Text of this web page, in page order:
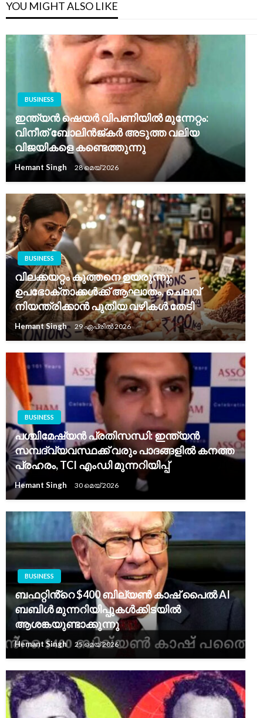
YOU MIGHT ALSO LIKE
BUSINESS
ഇന്ത്യൻ ഷെയർ വിപണിയിൽ മുന്നേറ്റം:
വിനീത് ബോലിൻജ്കർ അടുത്ത വലിയ
വിജയികളെ കണ്ടെത്തുന്നു
Hemant Singh 28 മെയ്‌ 2026
BUSINESS
വിലക്കയറ്റം കുത്തനെ ഉയരുന്നു:
ഉപഭോക്താക്കൾക്ക് ആഘാതം, ചെലവ്
നിയന്ത്രിക്കാൻ പുതിയ വഴികൾ തേടി
Hemant Singh 29 ഏപ്രിൽ 2026
BUSINESS
പശ്ചിമേഷ്യൻ പ്രതിസന്ധി: ഇന്ത്യൻ
സമ്പദ്‌വ്യവസ്ഥക്ക് വരും പാദങ്ങളിൽ കനത്ത
പ്രഹരം, TCI എംഡി മുന്നറിയിപ്പ്
Hemant Singh 30 മെയ്‌ 2026
BUSINESS
ബഫറ്റിൻ്റെ $400 ബില്യൺ കാഷ് പൈൽ AI
ബബിൾ മുന്നറിയിപ്പുകൾക്കിടയിൽ
ആശങ്കയുണ്ടാക്കുന്നു
Hemant Singh 25 മെയ്‌ 2026